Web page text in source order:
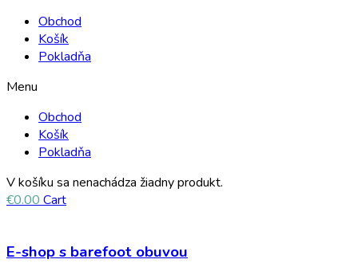
Obchod
Košík
Pokladňa
Menu
Obchod
Košík
Pokladňa
V košíku sa nenachádza žiadny produkt.
€0.00 Cart
E-shop s barefoot obuvou